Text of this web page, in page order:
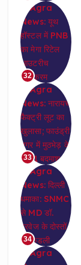
32
33
34